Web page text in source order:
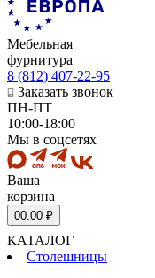
Мебельная
фурнитура
8 (812) 407-22-95
Заказать звонок
ПН-ПТ
10:00-18:00
Мы в соцсетях
Ваша
корзина
00.00 ₽
КАТАЛОГ
Столешницы